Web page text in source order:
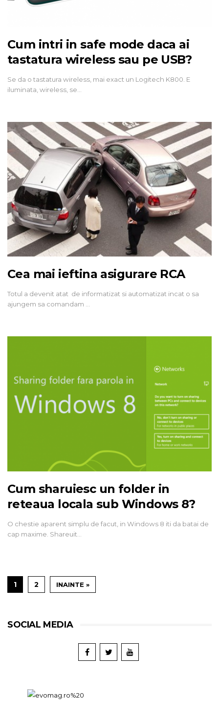
Cum intri in safe mode daca ai
tastatura wireless sau pe USB?
Se da o tastatura wireless, mai exact un Logitech K800. E
iluminata, wireless, se…
Cea mai ieftina asigurare RCA
Totul a devenit atat de informatizat si automatizat incat o sa
ajungem sa comandam …
Cum sharuiesc un folder in
reteaua locala sub Windows 8?
O chestie aparent simplu de facut, in Windows 8 iti da batai de
cap maxime. Shareuit…
1 2 INAINTE »
SOCIAL MEDIA